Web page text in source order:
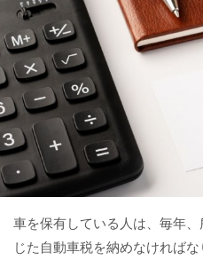
車を保有している人は、毎年
じた自動車税を納めなければ